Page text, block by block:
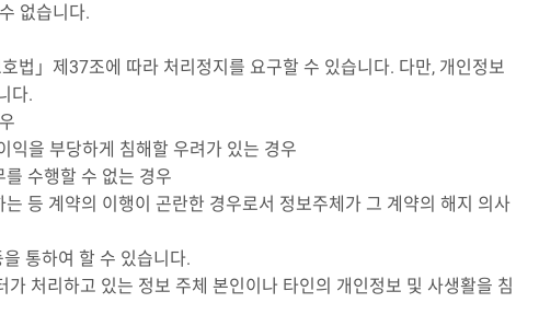
없습니다.
법」제37조에 따라 처리정지를 요구할 수 있습니다. 다만, 개인정보
다.
익을 부당하게 침해할 우려가 있는 경우
수행할 수 없는 경우
등 계약의 이행이 곤란한 경우로서 정보주체가 그 계약의 해지 의사
통하여 할 수 있습니다.
처리하고 있는 정보 주체 본인이나 타인의 개인정보 및 사생활을 침